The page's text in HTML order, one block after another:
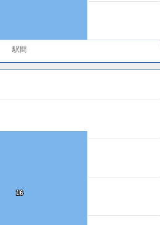
駅間
16
16